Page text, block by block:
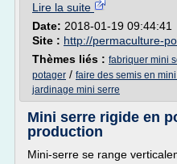
Lire la suite
Date: 2018-01-19 09:44:41
Site : http://permaculture-
Thèmes liés : fabriquer mini
potager / faire des semis en
jardinage mini serre
Mini serre rigide en
production
Mini-serre se range